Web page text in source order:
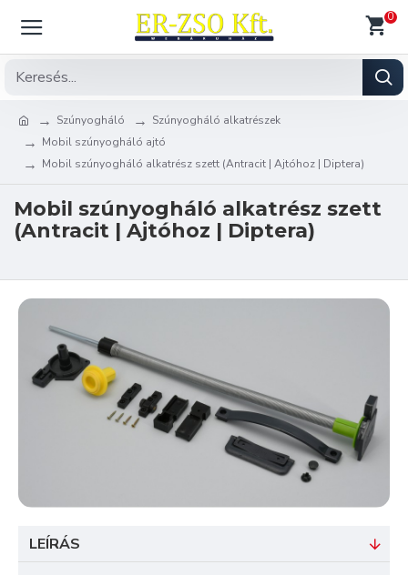
0
Szúnyogháló
Szúnyogháló alkatrészek
Mobil szúnyogháló ajtó
Mobil szúnyogháló alkatrész szett (Antracit | Ajtóhoz | Diptera)
Mobil szúnyogháló alkatrész szett
(Antracit | Ajtóhoz | Diptera)
LEÍRÁS